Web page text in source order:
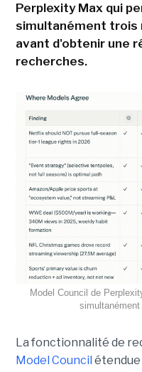
Perplexity Max qui
simultanément trois
avant d'obtenir une
recherches.
Model Council de
simultanément
La fonctionnalité de
Model Council étendue